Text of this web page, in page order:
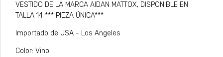
VESTIDO DE LA MARCA AIDAN MATTOX, DISPONIBLE EN
TALLA 14 *** PIEZA ÚNICA***
Importado de USA - Los Angeles
Color: Vino